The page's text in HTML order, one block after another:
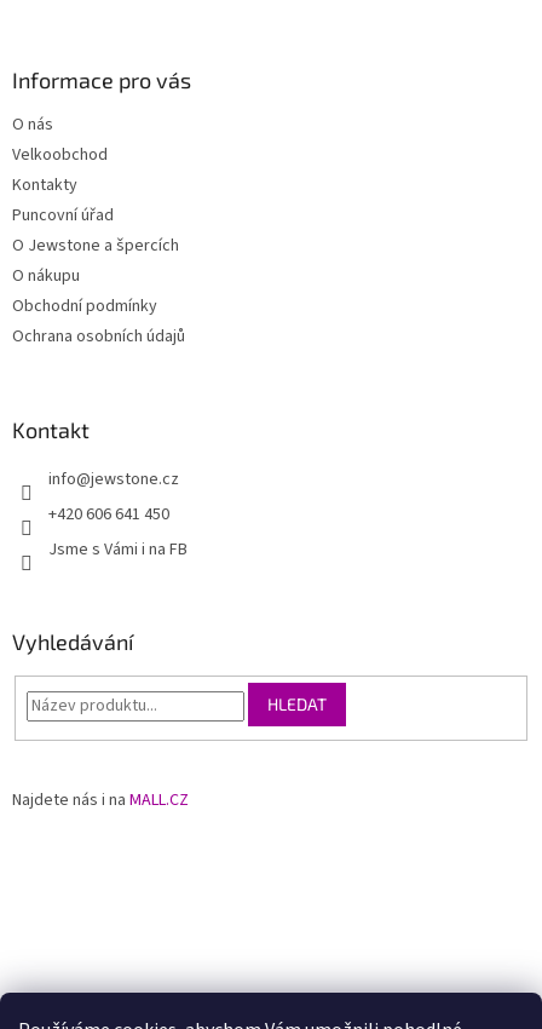
Informace pro vás
O nás
Velkoobchod
Kontakty
Puncovní úřad
O Jewstone a špercích
O nákupu
Obchodní podmínky
Ochrana osobních údajů
Kontakt
info@jewstone.cz
+420 606 641 450
Jsme s Vámi i na FB
Vyhledávání
HLEDAT
Najdete nás i na MALL.CZ